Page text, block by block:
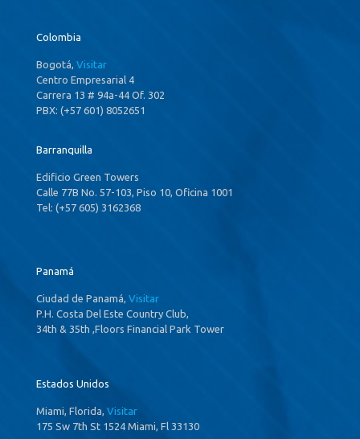
Colombia
Bogotá, Visitar
Centro Empresarial 4
Carrera 13 # 94a-44 Of. 302
PBX: (+57 601) 8052651
Barranquilla
Edificio Green Towers
Calle 77B No. 57-103, Piso 10, Oficina 1001
Tel: (+57 605) 3162368
Panamá
Ciudad de Panamá, Visitar
P.H. Costa Del Este Country Club,
34th & 35th ,Floors Financial Park Tower
Estados Unidos
Miami, Florida, Visitar
175 Sw 7th St 1524 Miami, Fl 33130